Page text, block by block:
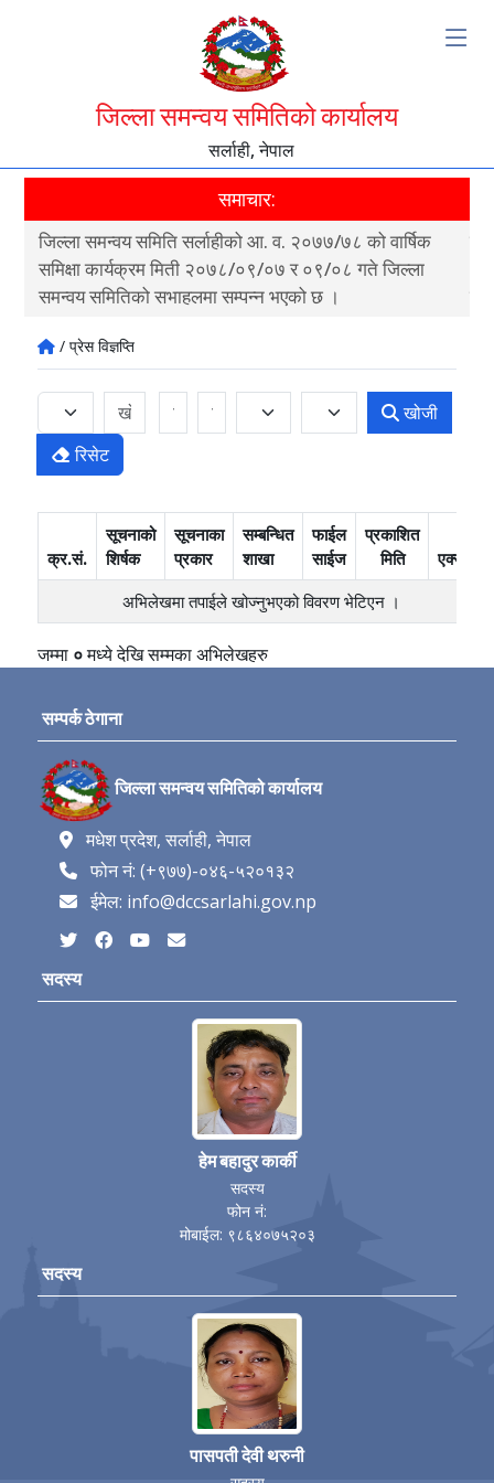
जिल्ला समन्वय समितिको कार्यालय
सर्लाही, नेपाल
समाचार:
जिल्ला समन्वय समिति सर्लाहीको आ. व. २०७७/७८ को वार्षिक
समिक्षा कार्यक्रम मिती २०७८/०९/०७ र ०९/०८ गते जिल्ला
समन्वय समितिको सभाहलमा सम्पन्न भएको छ ।
/ प्रेस विज्ञप्ति
खोजी
रिसेट
क्र.सं.
सूचनाको
शिर्षक
सूचनाका
प्रकार
सम्बन्धित
शाखा
फाईल
साईज
प्रकाशित
मिति
एक्सन
अभिलेखमा तपाईले खोज्‍नुभएको विवरण भेटिएन ।
जम्मा ०मध्येदेखिसम्मका अभिलेखहरु
सम्पर्क ठेगाना
जिल्ला समन्वय समितिको कार्यालय
मधेश प्रदेश, सर्लाही, नेपाल
फोन नं: (+९७७)-०४६-५२०१३२
ईमेल: info@dccsarlahi.gov.np
सदस्य
हेम बहादुर कार्की
सदस्य
फोन नं:
मोबाईल: ९८६४०७५२०३
सदस्य
पासपती देवी थरुनी